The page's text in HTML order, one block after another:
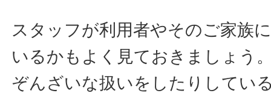
スタッフが利用者やそのご家族
いるかもよく見ておきましょう
ぞんざいな扱いをしたりしてい